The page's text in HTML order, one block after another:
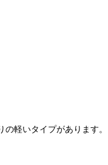
軽いタイプがあります。